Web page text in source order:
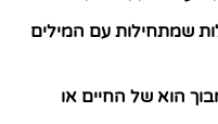
שמתחילות עם המילים
הוא של החיים או